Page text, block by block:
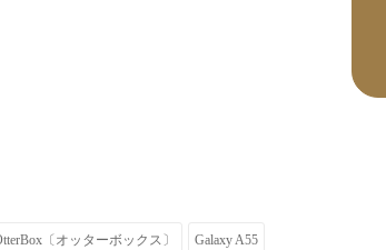
〔オッターボックス〕 Galaxy A55